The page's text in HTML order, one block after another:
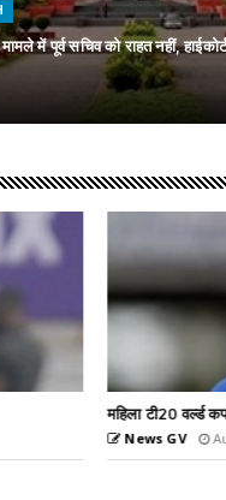
में पूर्व सचिव को राहत नहीं,
लिए टीम के एलान, हरमनप्रीत को